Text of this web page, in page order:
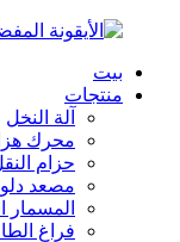
بيت
منتجات
آلة النخل
محرك
حزام
مصعد دلو
المسمار
فراغ